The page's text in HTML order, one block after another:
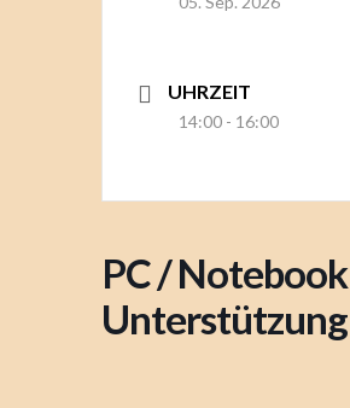
UHRZEIT
14:00 - 16:00
PC / Notebook
Unterstützung